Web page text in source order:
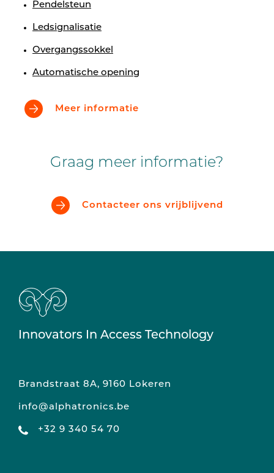
Pendelsteun
Ledsignalisatie
Overgangssokkel
Automatische opening
Meer informatie
Graag meer informatie?
Contacteer ons vrijblijvend
Innovators In Access Technology
Brandstraat 8A, 9160 Lokeren
info@alphatronics.be
+32 9 340 54 70